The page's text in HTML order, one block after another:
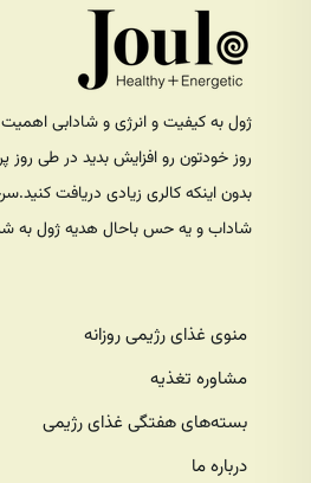
ژول به کیفیت و انرژی و شادابی
روز خودتون رو افزایش بدید در طی روز
بدون اینکه کالری زیادی دریافت
شاداب و یه حس باحال هدیه ژول به
منوی غذای رژیمی روزانه
مشاوره تغذیه
بسته‌های هفتگی غذای رژیمی
درباره ما